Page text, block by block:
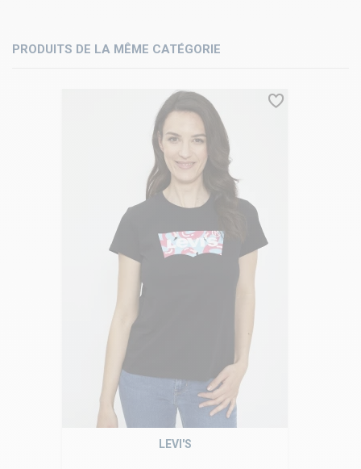
PRODUITS DE LA MÊME CATÉGORIE
LEVI'S